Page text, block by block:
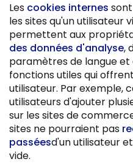
Les cookies internes
les sites qu'un utilisateur
permettent aux
des données d'analyse,
paramètres de langue et
fonctions utiles qui
utilisateur. Par exemple,
utilisateurs d'ajouter
sur les sites de
sites ne pourraient pas
passéesd'un utilisateur
vide.